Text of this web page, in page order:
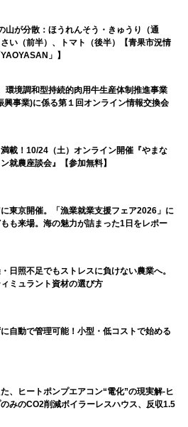
山が分散：ほうれんそう・きゅうり（通
い（前半）、トマト（後半）【青果市況情
」】
境調和型持続的肉用牛生産体制推進事業
興事業)に係る第１回オンライン情報交換会
載！10/24（土）オンライン開催『やまな
就農座談会』【参加無料】
東京開催。「漁業就業支援フェア2026」に
も来場。海の魅力が詰まった1日をレポー
日照不足でもストレスに負けない農業へ。
ミュラント資材の選び方
自動で管理可能！小型・低コストで始める
、ヒートポンプエアコン“電化”の現実解-ヒ
みのCO2削減ボイラーレスハウス、反収1.5